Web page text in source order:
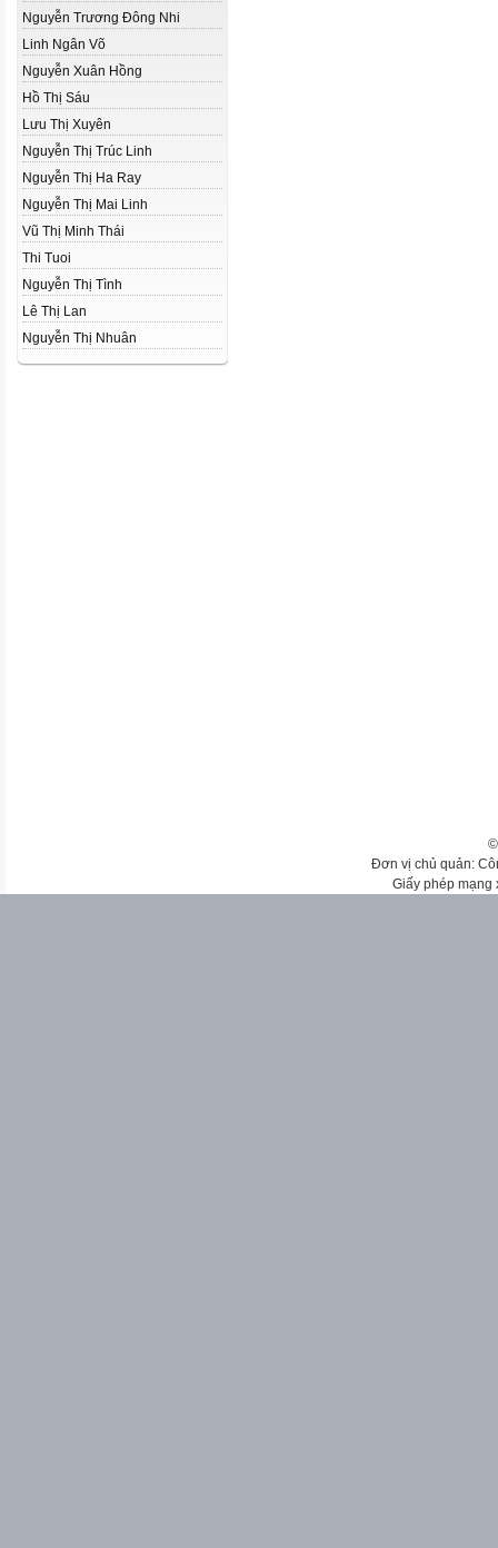
Nguyễn Trương Đông Nhi
Linh Ngân Võ
Nguyễn Xuân Hồng
Hồ Thị Sáu
Lưu Thị Xuyên
Nguyễn Thị Trúc Linh
Nguyễn Thị Ha Ray
Nguyễn Thị Mai Linh
Vũ Thị Minh Thái
Thi Tuoi
Nguyễn Thị Tình
Lê Thị Lan
Nguyễn Thị Nhuân
Đơn vị chủ quản:
Giấy phép mạng